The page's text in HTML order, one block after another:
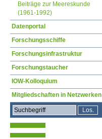
Beiträge zur Meereskunde
(1961-1992)
Datenportal
Forschungsschiffe
Forschungsinfrastruktur
Forschungstaucher
IOW-Kolloquium
Mitgliedschaften in Netzwerken